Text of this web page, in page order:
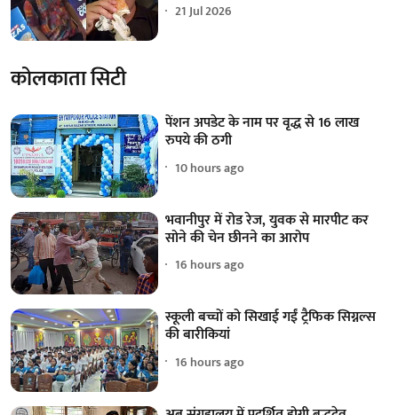
21 Jul 2026
कोलकाता सिटी
पेंशन अपडेट के नाम पर वृद्ध से 16 लाख
रुपये की ठगी
10 hours ago
भवानीपुर में रोड रेज, युवक से मारपीट कर
सोने की चेन छीनने का आरोप
16 hours ago
स्कूली बच्चों को सिखाई गईं ट्रैफिक सिग्नल्स
की बारीकियां
16 hours ago